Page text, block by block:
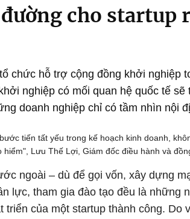
cho startup
chức hỗ trợ cộng đồng khởi nghiệp
nghiệp có mối quan hệ quốc tế
doanh nghiệp chỉ có tầm nhìn nội
tiến tất yếu trong kế hoạch kinh doanh,
hiểm", Lưu Thế Lợi, Giám đốc điều hành và
ngoài – dù để gọi vốn, xây dựng
lực, tham gia đào tạo đều là những
triển của một startup thành công. Do